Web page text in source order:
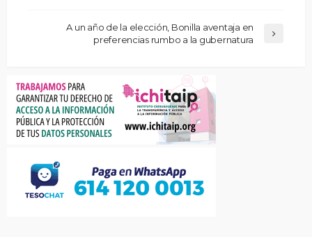
A un año de la elección, Bonilla aventaja en
preferencias rumbo a la gubernatura